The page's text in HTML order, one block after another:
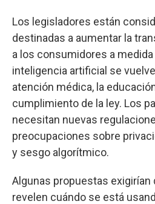
Los legisladores están
destinadas a aumentar la
a los consumidores a
inteligencia artificial se
atención médica, la
cumplimiento de la ley. Los
necesitan nuevas
preocupaciones sobre
y sesgo algorítmico.
Algunas propuestas exigirían
revelen cuándo se está